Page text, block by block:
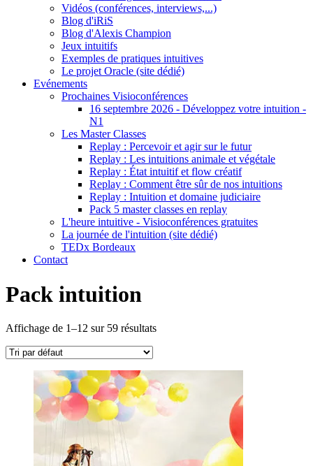
Vidéos (conférences, interviews,...)
Blog d'iRiS
Blog d'Alexis Champion
Jeux intuitifs
Exemples de pratiques intuitives
Le projet Oracle (site dédié)
Evénements
Prochaines Visioconférences
16 septembre 2026 - Développez votre intuition -
N1
Les Master Classes
Replay : Percevoir et agir sur le futur
Replay : Les intuitions animale et végétale
Replay : État intuitif et flow créatif
Replay : Comment être sûr de nos intuitions
Replay : Intuition et domaine judiciaire
Pack 5 master classes en replay
L'heure intuitive - Visioconférences gratuites
La journée de l'intuition (site dédié)
TEDx Bordeaux
Contact
Pack intuition
Affichage de 1–12 sur 59 résultats